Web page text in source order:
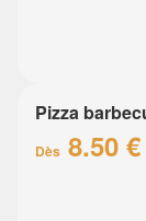
Pizza
Dès 8.50 €